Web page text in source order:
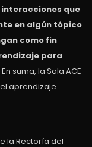
que
en algún tópico
como fin
para
En suma, la Sala ACE
aprendizaje.
la Rectoría del